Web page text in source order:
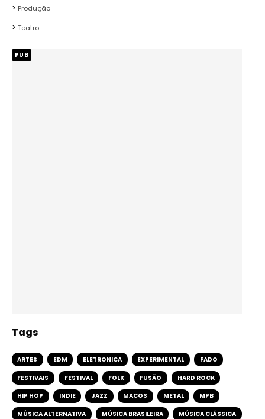
Produção
Teatro
PUB
Tags
ARTES EDM ELETRONICA EXPERIMENTAL FADO
FESTIVAIS FESTIVAL FOLK FUSÃO HARD ROCK
HIP HOP INDIE JAZZ MACOS METAL MPB
MÚSICA ALTERNATIVA MÚSICA BRASILEIRA MÚSICA CLÁSSICA